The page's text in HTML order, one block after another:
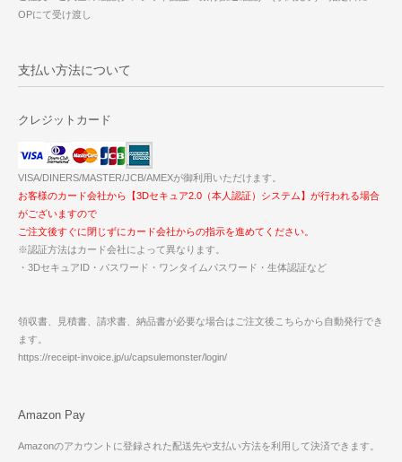
OPにて受け渡し
支払い方法について
クレジットカード
VISA/DINERS/MASTER/JCB/AMEXが御利用いただけます。
お客様のカード会社から【3Dセキュア2.0（本人認証）システム】が行われる場合
がございますので
ご注文後すぐに閉じずにカード会社からの指示を進めてください。
※認証方法はカード会社によって異なります。
・3DセキュアID・パスワード・ワンタイムパスワード・生体認証など
領収書、見積書、請求書、納品書が必要な場合はご注文後こちらから自動発行でき
ます。
https://receipt-invoice.jp/u/capsulemonster/login/
Amazon Pay
Amazonのアカウントに登録された配送先や支払い方法を利用して決済できます。